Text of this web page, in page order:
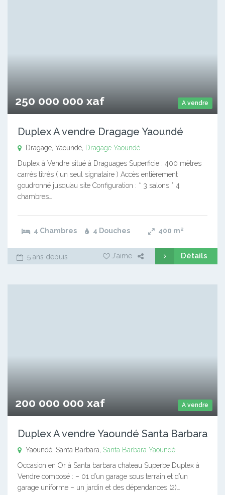
A vendre
250 000 000 xaf
Duplex A vendre Dragage Yaoundé
Dragage, Yaoundé, Dragage Yaoundé
Duplex à Vendre situé à Draguages Superficie : 400 mètres
carrés titrés ( un seul signataire ) Accès entièrement
goudronné jusqu’au site Configuration : * 3 salons * 4
chambres…
4 Chambres 4 Douches 400 m²
5 ans depuis J'aime Détails
A vendre
200 000 000 xaf
Duplex A vendre Yaoundé Santa Barbara
Yaoundé, Santa Barbara, Santa Barbara Yaoundé
Occasion en Or à Santa barbara chateau Superbe Duplex à
Vendre composé : – 01 d’un garage sous terrain et d’un
garage uniforme – un jardin et des dépendances (2)…